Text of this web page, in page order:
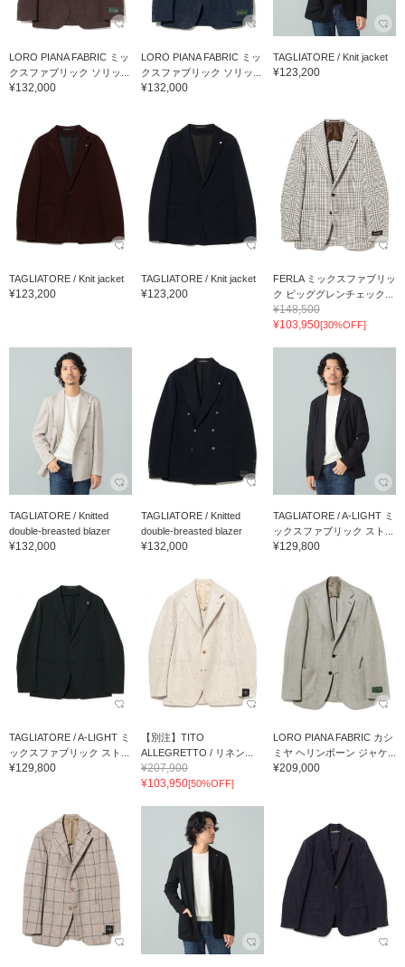
LORO PIANA FABRIC ミッ
クスファブリック ソリッ...
¥132,000
LORO PIANA FABRIC ミッ
クスファブリック ソリッ...
¥132,000
TAGLIATORE / Knit jacket
¥123,200
TAGLIATORE / Knit jacket
¥123,200
TAGLIATORE / Knit jacket
¥123,200
FERLA ミックスファブリッ
ク ビッググレンチェック...
¥148,500
¥103,950[30%OFF]
TAGLIATORE / Knitted
double-breasted blazer
¥132,000
TAGLIATORE / Knitted
double-breasted blazer
¥132,000
TAGLIATORE / A-LIGHT ミ
ックスファブリック スト...
¥129,800
TAGLIATORE / A-LIGHT ミ
ックスファブリック スト...
¥129,800
【別注】TITO
ALLEGRETTO / リネン...
¥207,900
¥103,950[50%OFF]
LORO PIANA FABRIC カシ
ミヤ ヘリンボーン ジャケ...
¥209,000